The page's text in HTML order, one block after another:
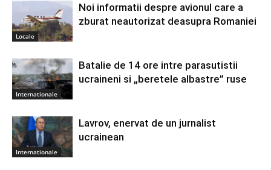
Locale
Noi informatii despre avionul care a
zburat neautorizat deasupra Romaniei
Internationale
Batalie de 14 ore intre parasutistii
ucraineni si „beretele albastre” ruse
Internationale
Lavrov, enervat de un jurnalist
ucrainean